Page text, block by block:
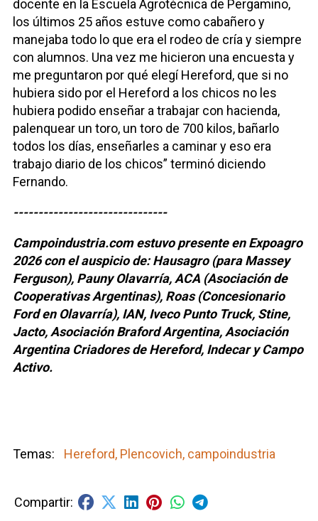
docente en la Escuela Agrotécnica de Pergamino,
los últimos 25 años estuve como cabañero y
manejaba todo lo que era el rodeo de cría y siempre
con alumnos. Una vez me hicieron una encuesta y
me preguntaron por qué elegí Hereford, que si no
hubiera sido por el Hereford a los chicos no les
hubiera podido enseñar a trabajar con hacienda,
palenquear un toro, un toro de 700 kilos, bañarlo
todos los días, enseñarles a caminar y eso era
trabajo diario de los chicos” terminó diciendo
Fernando.
-------------------------------
Campoindustria.com estuvo presente en Expoagro
2026 con el auspicio de: Hausagro (para Massey
Ferguson), Pauny Olavarría, ACA (Asociación de
Cooperativas Argentinas), Roas (Concesionario
Ford en Olavarría), IAN, Iveco Punto Truck, Stine,
Jacto, Asociación Braford Argentina, Asociación
Argentina Criadores de Hereford, Indecar y Campo
Activo.
Hereford, Plencovich, campoindustria